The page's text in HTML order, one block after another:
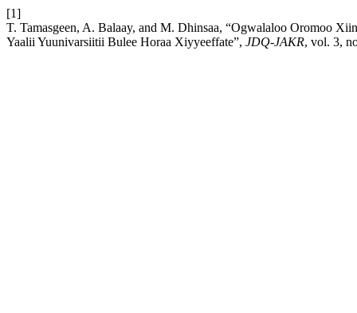
[1]
T. Tamasgeen, A. Balaay, and M. Dhinsaa, “Ogwalaloo Oromoo
Yaalii Yuunivarsiitii Bulee Horaa Xiyyeeffate”, JDQ-JAKR, vol. 3,